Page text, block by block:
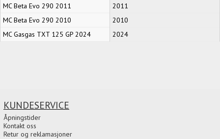
MC Beta Evo 290 2011
2011
MC Beta Evo 290 2010
2010
MC Gasgas TXT 125 GP 2024
2024
KUNDESERVICE
Åpningstider
Kontakt oss
Retur og reklamasjoner